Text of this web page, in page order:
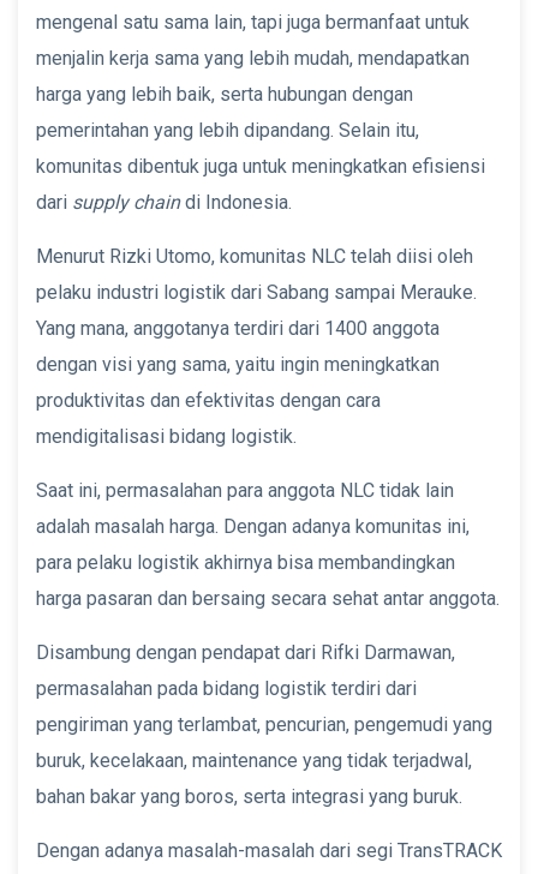
mengenal satu sama lain, tapi juga bermanfaat untuk
menjalin kerja sama yang lebih mudah, mendapatkan
harga yang lebih baik, serta hubungan dengan
pemerintahan yang lebih dipandang. Selain itu,
komunitas dibentuk juga untuk meningkatkan efisiensi
dari supply chaindi Indonesia.
Menurut Rizki Utomo, komunitas NLC telah diisi oleh
pelaku industri logistik dari Sabang sampai Merauke.
Yang mana, anggotanya terdiri dari 1400 anggota
dengan visi yang sama, yaitu ingin meningkatkan
produktivitas dan efektivitas dengan cara
mendigitalisasi bidang logistik.
Saat ini, permasalahan para anggota NLC tidak lain
adalah masalah harga. Dengan adanya komunitas ini,
para pelaku logistik akhirnya bisa membandingkan
harga pasaran dan bersaing secara sehat antar anggota.
Disambung dengan pendapat dari Rifki Darmawan,
permasalahan pada bidang logistik terdiri dari
pengiriman yang terlambat, pencurian, pengemudi yang
buruk, kecelakaan, maintenance yang tidak terjadwal,
bahan bakar yang boros, serta integrasi yang buruk.
Dengan adanya masalah-masalah dari segi TransTRACK